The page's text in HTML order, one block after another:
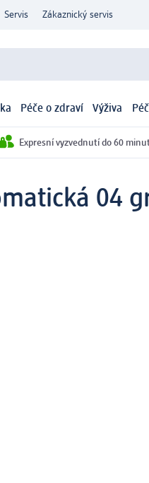
Servis Zákaznický servis
Péče o zdraví Výživa
Expresní vyzvednutí do 60
04